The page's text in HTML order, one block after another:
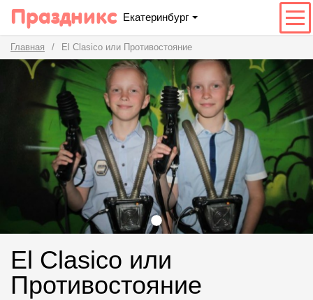
Праздникс Екатеринбург
Главная El Clasico или Противостояние
El Clasico или
Противостояние